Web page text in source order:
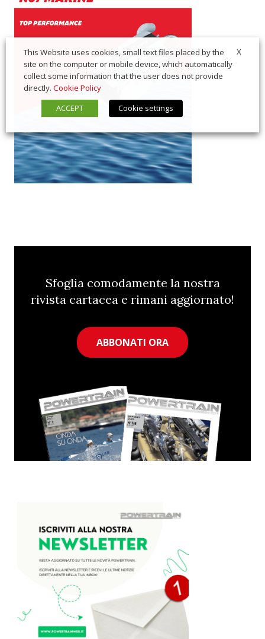
Sfoglia comodamente la nostra
rivista cartacea e rimani aggiornato!
ABBONATI ORA
X
This Website uses cookies, small text files placed by the
site on the computer or mobile device, which automatically
collect some information that the user does not provide
directly. Cookie Policy
ACCEPT
Cookie settings